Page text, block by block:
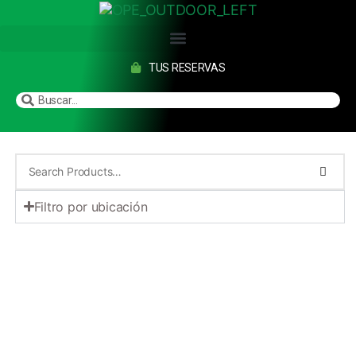
TUS RESERVAS
Filtro por ubicación